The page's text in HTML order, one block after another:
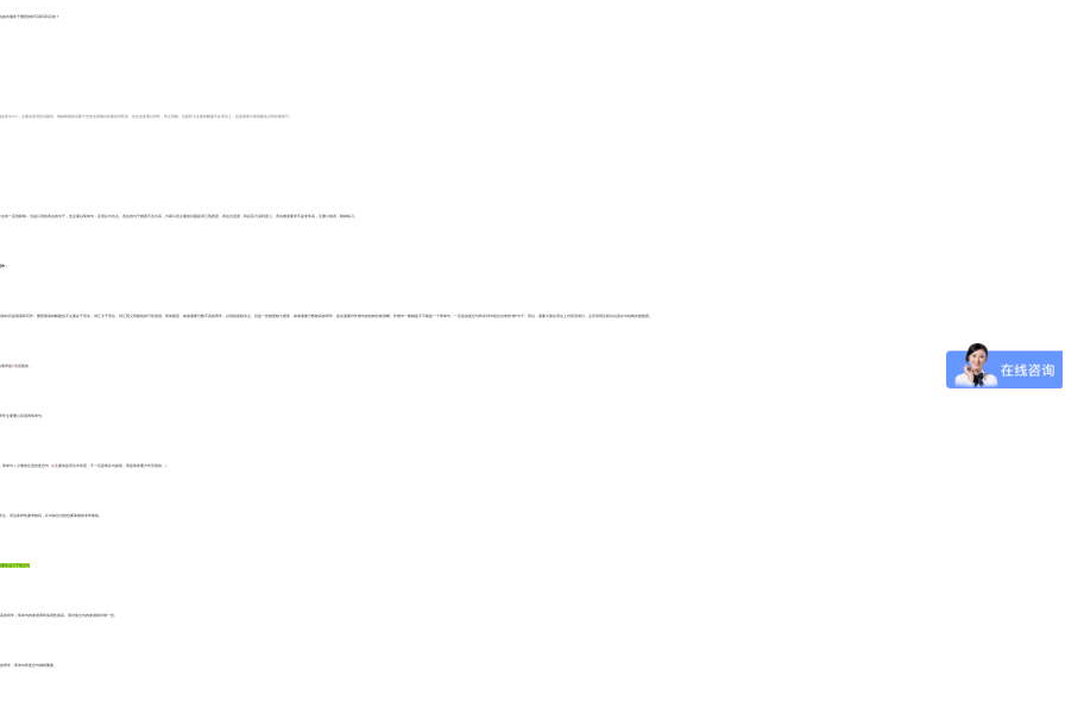
如何服务于雅思的听写读写科目的？
涉及 中Z小，主要涉及词性问题等。例如根据前后两个空的关系推向答案的词性等。也会涉及通过词性，同义替换。但是听力主要的解题不在语法上，还是依靠大家的硬实力和其他技巧。
会有一定的影响，但是口语的表达的句子，也主要以简单句，定语从句为主。表达的句子难度不会太高，大家口语主要的问题是词汇熟悉度，表达合适度，和反应力流利度上。语法难度要求不是非常高，注重小错误，勤加练习。
作：
的科目是阅读和写作。雅思阅读的解题也不主要在于语法，词汇大于语法，词汇同义替换的技巧性很强。简单题型，或者需要分数不高的同学，以词的基础为主。但是一些难度较大题型，或者需要分数较高的同学，是会需要对长难句的结构比较清晰。长难句一般都是不可能是一个简单句，一定是由复合句和并列句组合出来的“难”句子。所以，需要大家在语法上对英语成分，主宾表同定状补以及从句结构比较熟悉。
需求是Z为直接的，
学主要重心应该再简单句。
简单句＋少量的合适的复合句（Z主要的是语法丰富度，不一定是靠从句提现，而是靠多重方式呈现的。）
生，语法多样性要求较高，从句知识当然也要掌握的非常熟练。
要性远大于复合句
的同学，简单句的使用率和实用性很高，而对复合句的使用相对弱一些。
同学，简单句和复合句都很重要。